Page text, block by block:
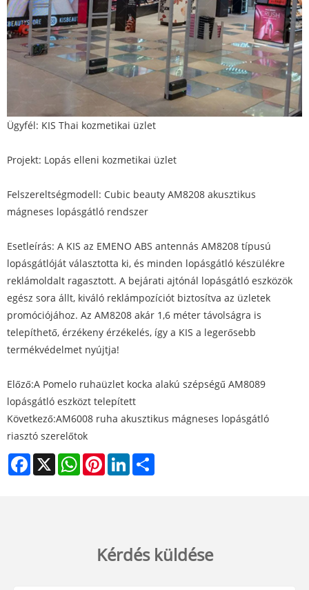
Ügyfél: KIS Thai kozmetikai üzlet
Projekt: Lopás elleni kozmetikai üzlet
Felszereltségmodell: Cubic beauty AM8208 akusztikus
mágneses lopásgátló rendszer
Esetleírás: A KIS az EMENO ABS antennás AM8208 típusú
lopásgátlóját választotta ki, és minden lopásgátló készülékre
reklámoldalt ragasztott. A bejárati ajtónál lopásgátló eszközök
egész sora állt, kiváló reklámpozíciót biztosítva az üzletek
promóciójához. Az AM8208 akár 1,6 méter távolságra is
telepíthető, érzékeny érzékelés, így a KIS a legerősebb
termékvédelmet nyújtja!
Előző:A Pomelo ruhaüzlet kocka alakú szépségű AM8089
lopásgátló eszközt telepített
Következő:AM6008 ruha akusztikus mágneses lopásgátló
riasztó szerelőtok
Facebook
X WhatsAppPinterestLinkedIn
Kérdés küldése